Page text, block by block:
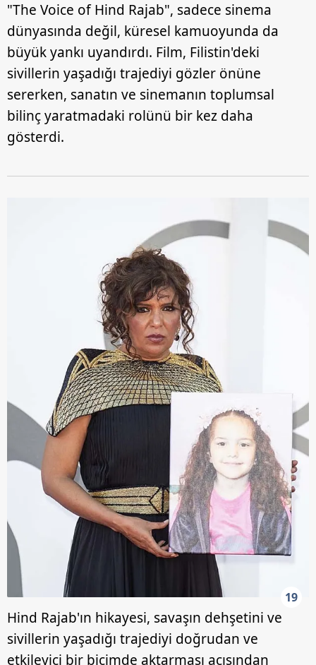
"The Voice of Hind Rajab", sadece sinema
dünyasında değil, küresel kamuoyunda da
büyük yankı uyandırdı. Film, Filistin'deki
sivillerin yaşadığı trajediyi gözler önüne
sererken, sanatın ve sinemanın toplumsal
bilinç yaratmadaki rolünü bir kez daha
gösterdi.
19
Hind Rajab'ın hikayesi, savaşın dehşetini ve
sivillerin yaşadığı trajediyi doğrudan ve
etkileyici bir biçimde aktarması açısından